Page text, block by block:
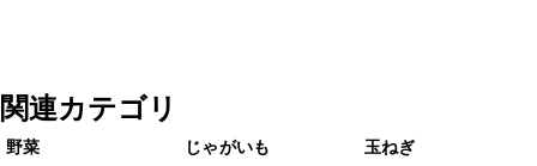
関連カテゴリ
野菜 じゃがいも 玉ねぎ